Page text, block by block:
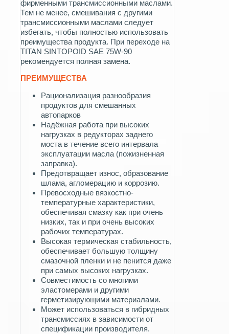
фирменными трансмиссионными маслами.
Тем не менее, смешивания с другими
трансмиссионными маслами следует
избегать, чтобы полностью использовать
преимущества продукта. При переходе на
TITAN SINTOPOID SAE 75W-90
рекомендуется полная замена.
ПРЕИМУЩЕСТВА
Рационализация разнообразия
продуктов для смешанных
автопарков
Надёжная работа при высоких
нагрузках в редукторах заднего
моста в течение всего интервала
эксплуатации масла (пожизненная
заправка).
Предотвращает износ, образование
шлама, агломерацию и коррозию.
Превосходные вязкостно-
температурные характеристики,
обеспечивая смазку как при очень
низких, так и при очень высоких
рабочих температурах.
Высокая термическая стабильность,
обеспечивает большую толщину
смазочной пленки и не пенится даже
при самых высоких нагрузках.
Совместимость со многими
эластомерами и другими
герметизирующими материалами.
Может использоваться в гибридных
трансмиссиях в зависимости от
спецификации производителя.